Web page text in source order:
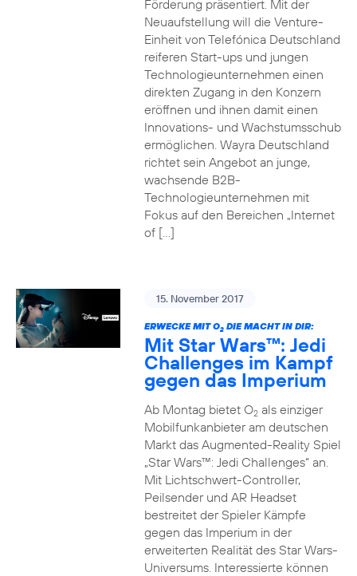
Förderung präsentiert. Mit der
Neuaufstellung will die Venture-
Einheit von Telefónica Deutschland
reiferen Start-ups und jungen
Technologieunternehmen einen
direkten Zugang in den Konzern
eröffnen und ihnen damit einen
Innovations- und Wachstumsschub
ermöglichen. Wayra Deutschland
richtet sein Angebot an junge,
wachsende B2B-
Technologieunternehmen mit
Fokus auf den Bereichen „Internet
of […]
15. November 2017
ERWECKE MIT O2DIE MACHT IN DIR:
Mit Star Wars™: Jedi
Challenges im Kampf
gegen das Imperium
Ab Montag bietet O2als einziger
Mobilfunkanbieter am deutschen
Markt das Augmented-Reality Spiel
„Star Wars™: Jedi Challenges“ an.
Mit Lichtschwert-Controller,
Peilsender und AR Headset
bestreitet der Spieler Kämpfe
gegen das Imperium in der
erweiterten Realität des Star Wars-
Universums. Interessierte können